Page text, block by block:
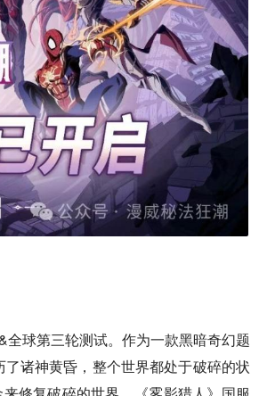
球第三轮测试。作为一款黑暗奇幻题
诸神黄昏，整个世界都处于破碎的状